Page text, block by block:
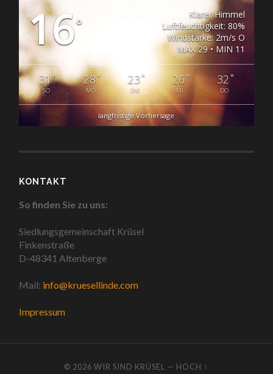
16°
Klarer Himmel
Luftfeuchtigkeit: 80%
Windstärke: 2m/s O
MAX 29 • MIN 11
31°
SO
28°
MO
23°
DIE
26°
MI
32 °
DO
langfristige Vorhersage
KONTAKT
So finden Sie zu uns:
Siedlungsgemeinschaft Krüsel
Finkenstraße
D-48341 Altenberge
Mail: info@kruesellinde.com
Impressum
© 2026WIR SIND KRÜSEL — HOCH ↑